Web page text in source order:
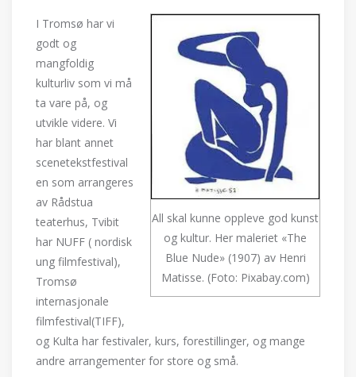
All skal kunne oppleve god kunst
og kultur. Her maleriet «The
Blue Nude» (1907) av Henri
Matisse. (Foto: Pixabay.com)
I Tromsø har vi
godt og
mangfoldig
kulturliv som vi må
ta vare på, og
utvikle videre. Vi
har blant annet
scenetekstfestival
en som arrangeres
av Rådstua
teaterhus, Tvibit
har NUFF ( nordisk
ung filmfestival),
Tromsø
internasjonale
filmfestival(TIFF),
og Kulta har festivaler, kurs, forestillinger, og mange
andre arrangementer for store og små.